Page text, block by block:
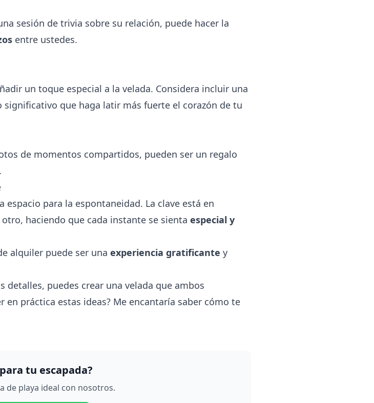
sesión de trivia sobre su relación, puede hacer la
entre ustedes.
un toque especial a la velada. Considera incluir una
que haga latir más fuerte el corazón de tu
de momentos compartidos, pueden ser un regalo
para la espontaneidad. La clave está en
haciendo que cada instante se sienta especial y
alquiler puede ser una experiencia gratificante y
detalles, puedes crear una velada que ambos
en práctica estas ideas? Me encantaría saber cómo te
tu escapada?
de playa ideal con nosotros.